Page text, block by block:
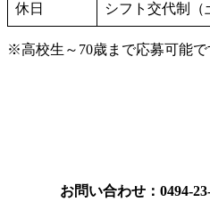
休日 シフト交代制（
※高校生～70歳まで応募可能で
お問い合わせ：0494-